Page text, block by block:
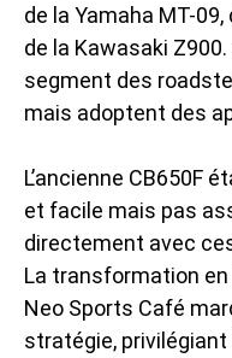
de la Yamaha MT-09,
de la Kawasaki
segment des
mais adoptent des
L’ancienne CB650F
et facile mais pas
directement avec
La transformation
Neo Sports Café
stratégie,